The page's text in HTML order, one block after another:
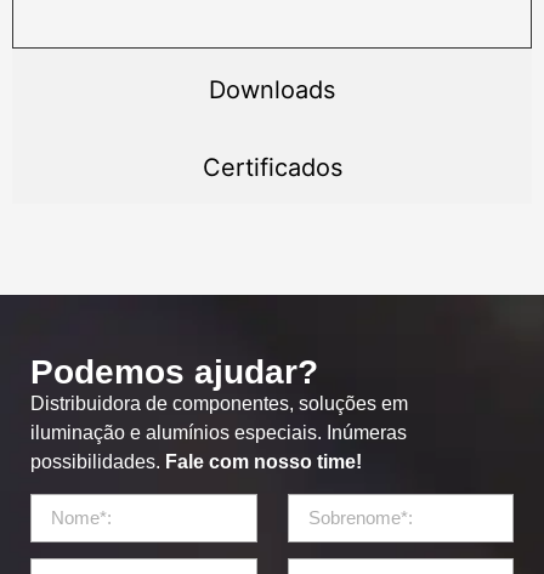
Downloads
Certificados
Podemos ajudar?
Distribuidora de componentes, soluções em
iluminação e alumínios especiais. Inúmeras
possibilidades. Fale com nosso time!